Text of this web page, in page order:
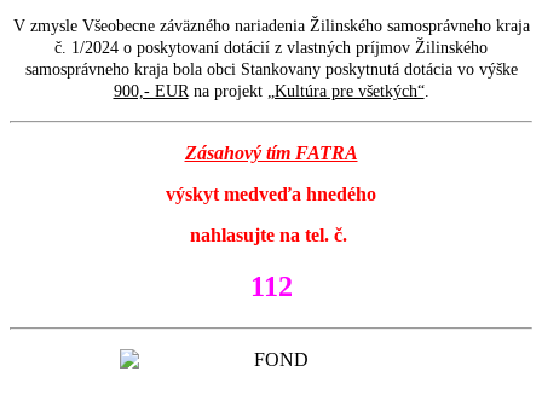
V zmysle Všeobecne záväzného nariadenia Žilinského samosprávneho kraja
č. 1/2024 o poskytovaní dotácií z vlastných príjmov Žilinského
samosprávneho kraja bola obci Stankovany poskytnutá dotácia vo výške
900,- EUR na projekt „Kultúra pre všetkých“.
Zásahový tím FATRA
výskyt medveďa hnedého
nahlasujte na tel. č.
112